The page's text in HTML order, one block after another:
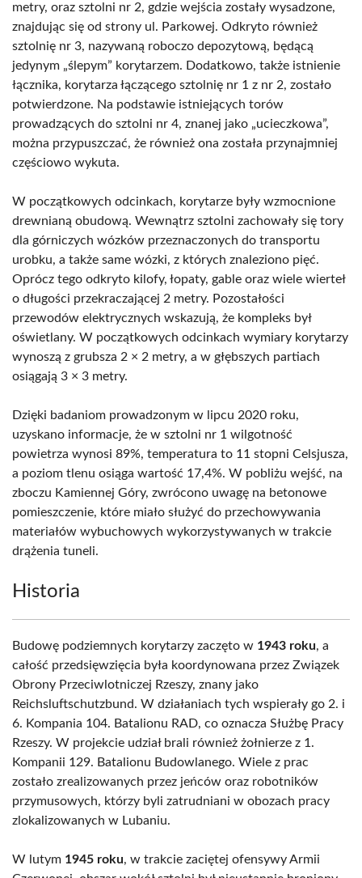
metry, oraz sztolni nr 2, gdzie wejścia zostały wysadzone,
znajdując się od strony ul. Parkowej. Odkryto również
sztolnię nr 3, nazywaną roboczo depozytową, będącą
jedynym „ślepym” korytarzem. Dodatkowo, także istnienie
łącznika, korytarza łączącego sztolnię nr 1 z nr 2, zostało
potwierdzone. Na podstawie istniejących torów
prowadzących do sztolni nr 4, znanej jako „ucieczkowa”,
można przypuszczać, że również ona została przynajmniej
częściowo wykuta.
W początkowych odcinkach, korytarze były wzmocnione
drewnianą obudową. Wewnątrz sztolni zachowały się tory
dla górniczych wózków przeznaczonych do transportu
urobku, a także same wózki, z których znaleziono pięć.
Oprócz tego odkryto kilofy, łopaty, gable oraz wiele wierteł
o długości przekraczającej 2 metry. Pozostałości
przewodów elektrycznych wskazują, że kompleks był
oświetlany. W początkowych odcinkach wymiary korytarzy
wynoszą z grubsza 2 × 2 metry, a w głębszych partiach
osiągają 3 × 3 metry.
Dzięki badaniom prowadzonym w lipcu 2020 roku,
uzyskano informacje, że w sztolni nr 1 wilgotność
powietrza wynosi 89%, temperatura to 11 stopni Celsjusza,
a poziom tlenu osiąga wartość 17,4%. W pobliżu wejść, na
zboczu Kamiennej Góry, zwrócono uwagę na betonowe
pomieszczenie, które miało służyć do przechowywania
materiałów wybuchowych wykorzystywanych w trakcie
drążenia tuneli.
Historia
Budowę podziemnych korytarzy zaczęto w 1943 roku, a
całość przedsięwzięcia była koordynowana przez Związek
Obrony Przeciwlotniczej Rzeszy, znany jako
Reichsluftschutzbund. W działaniach tych wspierały go 2. i
6. Kompania 104. Batalionu RAD, co oznacza Służbę Pracy
Rzeszy. W projekcie udział brali również żołnierze z 1.
Kompanii 129. Batalionu Budowlanego. Wiele z prac
zostało zrealizowanych przez jeńców oraz robotników
przymusowych, którzy byli zatrudniani w obozach pracy
zlokalizowanych w Lubaniu.
W lutym 1945 roku, w trakcie zaciętej ofensywy Armii